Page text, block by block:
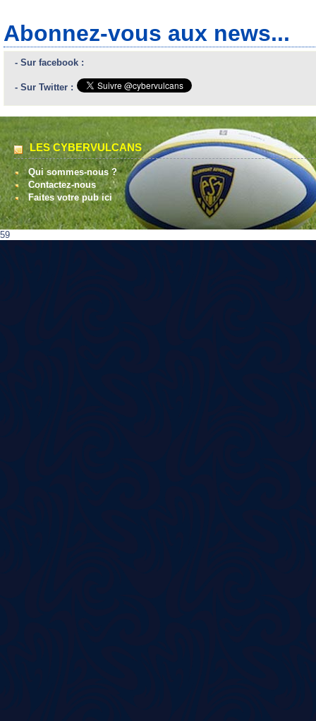
Abonnez-vous aux news...
- Sur facebook :
- Sur Twitter :
LES CYBERVULCANS
Qui sommes-nous ?
Contactez-nous
Faites votre pub ici
59